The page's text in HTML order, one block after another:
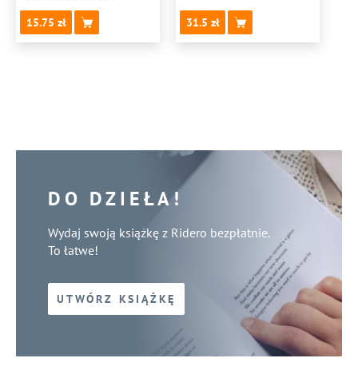
TROSKI I OPIEKI
DOMOWEJ
15.75
31.5
DO DZIEŁA!
Wydaj swoją książkę z Ridero bezpłatnie.
To łatwe!
UTWÓRZ KSIĄŻKĘ